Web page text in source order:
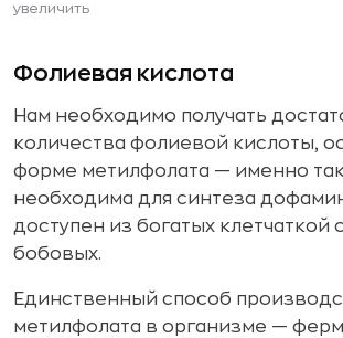
увеличить
Фолиевая кислота
Нам необходимо получать
количества фолиевой кислоты,
форме метилфолата — именно
необходима для синтеза
доступен из богатых клетчаткой
бобовых.
Единственный способ
метилфолата в организме —